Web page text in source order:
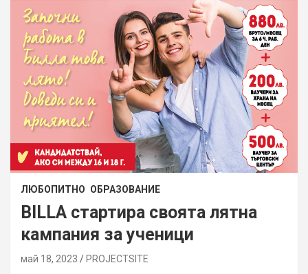
ЛЮБОПИТНО ОБРАЗОВАНИЕ
BILLA стартира своята лятна
кампания за ученици
май 18, 2023 PROJECTSITЕ